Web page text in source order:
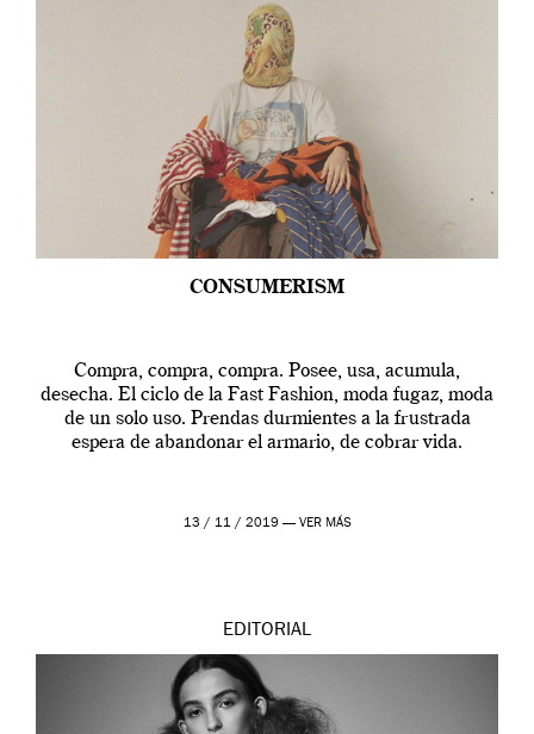
CONSUMERISM
Compra, compra, compra. Posee, usa, acumula,
desecha. El ciclo de la Fast Fashion, moda fugaz, moda
de un solo uso. Prendas durmientes a la frustrada
espera de abandonar el armario, de cobrar vida.
13 / 11 / 2019 — VER MÁS
EDITORIAL